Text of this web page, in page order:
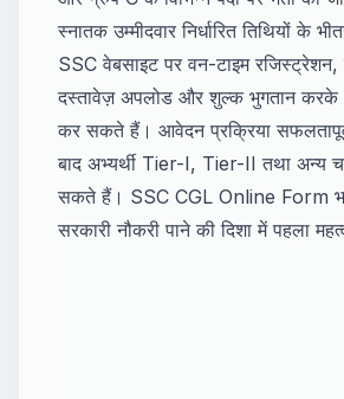
स्नातक उम्मीदवार निर्धारित तिथियों के
SSC वेबसाइट पर वन-टाइम रजिस्ट्रेशन,
दस्तावेज़ अपलोड और शुल्क भुगतान
कर सकते हैं। आवेदन प्रक्रिया
बाद अभ्यर्थी Tier-I, Tier-II तथा अन्य
सकते हैं। SSC CGL Online Form
सरकारी नौकरी पाने की दिशा में पहला